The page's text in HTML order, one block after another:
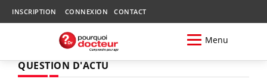
INSCRIPTION CONNEXION CONTACT
Menu
QUESTION D'ACTU